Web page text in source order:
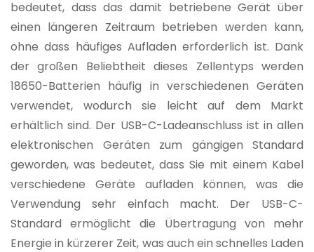
bedeutet, dass das damit betriebene Gerät über
einen längeren Zeitraum betrieben werden kann,
ohne dass häufiges Aufladen erforderlich ist. Dank
der großen Beliebtheit dieses Zellentyps werden
18650-Batterien häufig in verschiedenen Geräten
verwendet, wodurch sie leicht auf dem Markt
erhältlich sind. Der USB-C-Ladeanschluss ist in allen
elektronischen Geräten zum gängigen Standard
geworden, was bedeutet, dass Sie mit einem Kabel
verschiedene Geräte aufladen können, was die
Verwendung sehr einfach macht. Der USB-C-
Standard ermöglicht die Übertragung von mehr
Energie in kürzerer Zeit, was auch ein schnelles Laden